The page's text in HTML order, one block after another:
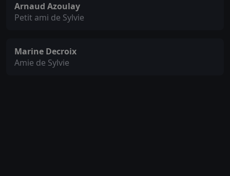
Arnaud Azoulay
Petit ami de Sylvie
Marine Decroix
Amie de Sylvie